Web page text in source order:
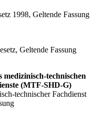
1998, Geltende Fassung
Geltende Fassung
medizinisch-technischen
(MTF-SHD-G)
technischer Fachdienst